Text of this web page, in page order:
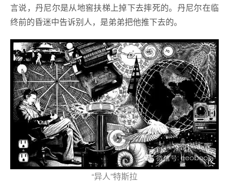
言说，丹尼尔是从地窖扶梯上掉下去摔死的。丹尼尔在临
终前的昏迷中告诉别人，是弟弟把他推下去的。
“异人”特斯拉